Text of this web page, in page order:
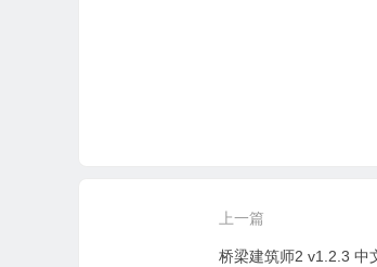
上一篇
桥梁建筑师2 v1.2.3 中